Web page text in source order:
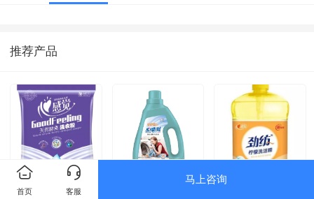
推荐产品
心感觉洗衣粉
首页 客服
马上咨询